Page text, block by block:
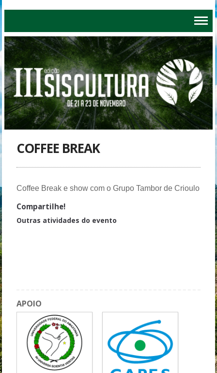
COFFEE BREAK
Coffee Break e show com o Grupo Tambor de Crioulo
Compartilhe!
Outras atividades do evento
APOIO